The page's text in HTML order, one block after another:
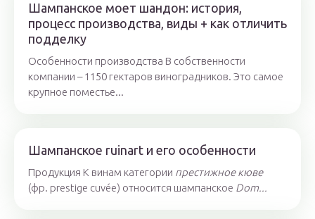
Шампанское моет шандон: история,
процесс производства, виды + как отличить
подделку
Особенности производства В собственности
компании – 1150 гектаров виноградников. Это самое
крупное поместье...
Шампанское ruinart и его особенности
Продукция К винам категории престижное кюве
(фр. prestige cuvée) относится шампанское Dom...